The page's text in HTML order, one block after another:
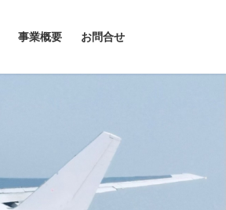
事業概要 お問合せ